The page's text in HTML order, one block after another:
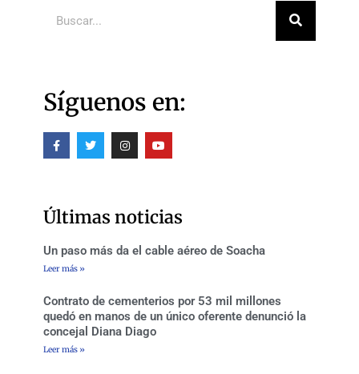
Buscar
Síguenos en:
F
a
c
k
-
T
w
i
I
n
s
a
m
Y
o
u
Últimas noticias
Un paso más da el cable aéreo de Soacha
Leer más »
Contrato de cementerios por 53 mil millones
quedó en manos de un único oferente denunció la
concejal Diana Diago
Leer más »